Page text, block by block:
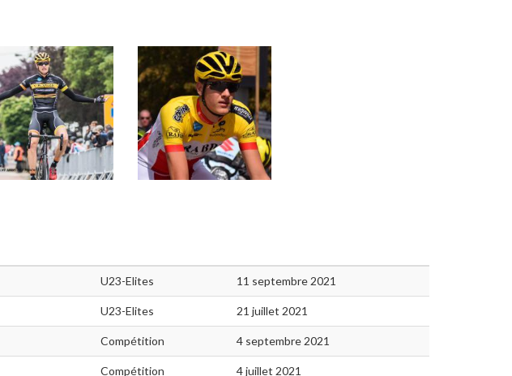
U23-Elites 11 septembre 2021
U23-Elites 21 juillet 2021
Compétition 4 septembre 2021
Compétition 4 juillet 2021